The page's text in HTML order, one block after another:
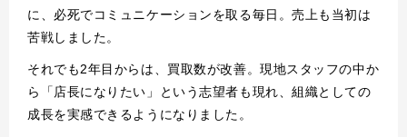
に、必死でコミュニケーションを取る毎日。売上も当初は
苦戦しました。
それでも2年目からは、買取数が改善。現地スタッフの中か
ら「店長になりたい」という志望者も現れ、組織としての
成長を実感できるようになりました。